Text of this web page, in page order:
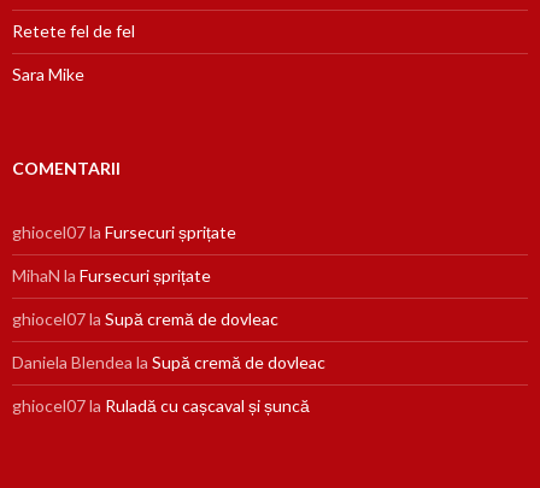
Retete fel de fel
Sara Mike
COMENTARII
ghiocel07la Fursecuri șprițate
MihaN la Fursecuri șprițate
ghiocel07la Supă cremă de dovleac
Daniela Blendea la Supă cremă de dovleac
ghiocel07la Ruladă cu cașcaval și șuncă